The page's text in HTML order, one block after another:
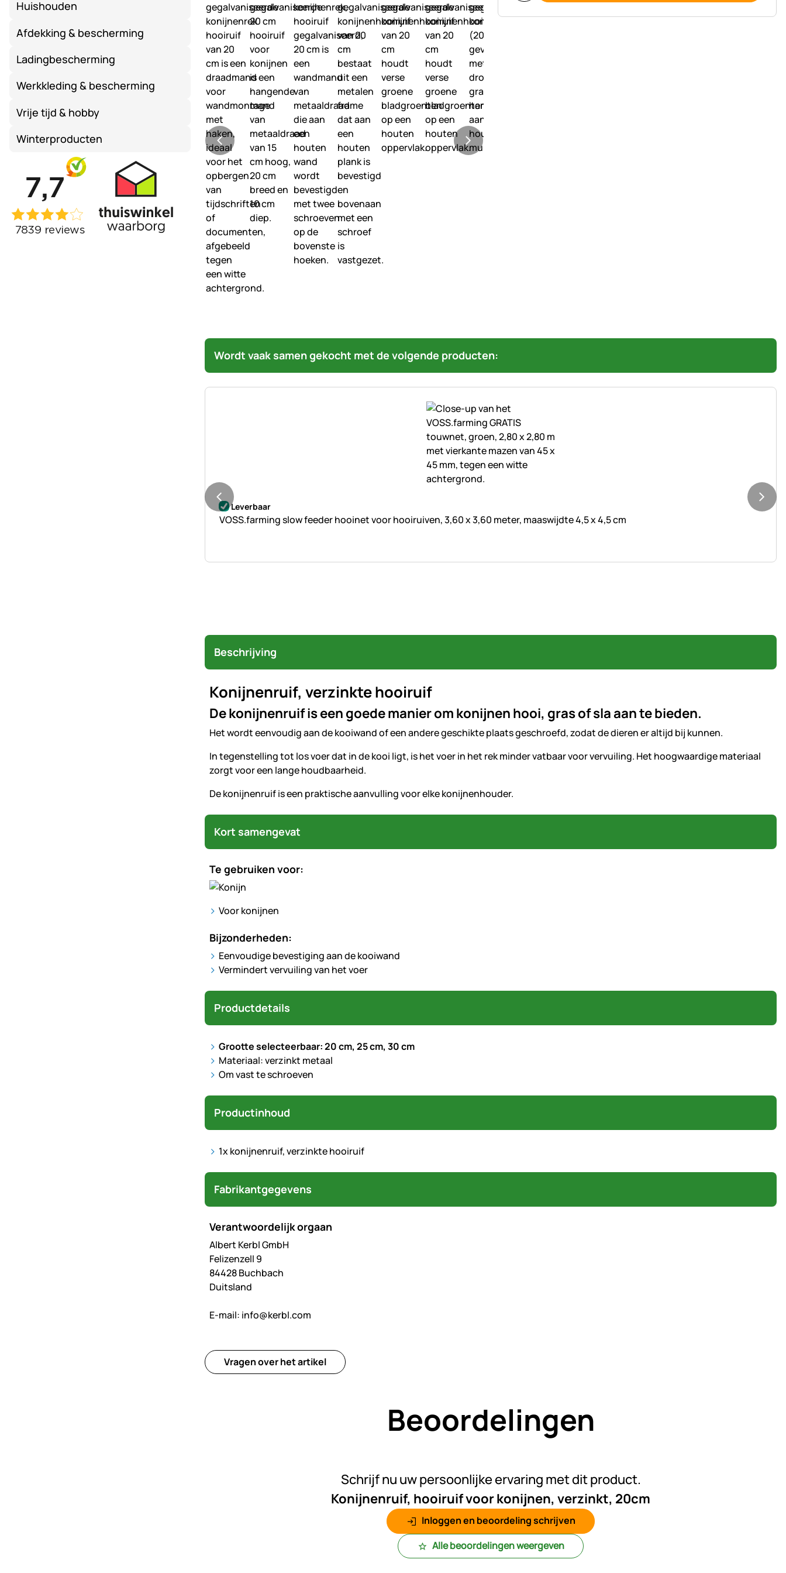
Huishouden
Afdekking & bescherming
Ladingbescherming
Werkkleding & bescherming
Vrije tijd & hobby
Winterproducten
Wordt vaak samen gekocht met de volgende producten:
Nog geen beoordelingen geplaatst
Leverbaar
VOSS.farming slow feeder hooinet voor hooiruiven, 3,60 x 3,60 meter, maaswijdte 4,5 x 4,5 cm
Beschrijving
Konijnenruif, verzinkte hooiruif
De konijnenruif is een goede manier om konijnen hooi, gras of sla aan te bieden.
Het wordt eenvoudig aan de kooiwand of een andere geschikte plaats geschroefd, zodat de dieren er altijd bij kunnen.
In tegenstelling tot los voer dat in de kooi ligt, is het voer in het rek minder vatbaar voor vervuiling. Het hoogwaardige materiaal
zorgt voor een lange houdbaarheid.
De konijnenruif is een praktische aanvulling voor elke konijnenhouder.
Kort samengevat
Te gebruiken voor:
Voor konijnen
Bijzonderheden:
Eenvoudige bevestiging aan de kooiwand
Vermindert vervuiling van het voer
Productdetails
Grootte selecteerbaar: 20 cm, 25 cm, 30 cm
Materiaal: verzinkt metaal
Om vast te schroeven
Productinhoud
1x konijnenruif, verzinkte hooiruif
Fabrikantgegevens
Verantwoordelijk orgaan
Albert Kerbl GmbH
Felizenzell 9
84428 Buchbach
Duitsland
E-mail: info@kerbl.com
Vragen over het artikel
Beoordelingen
Schrijf nu uw persoonlijke ervaring met dit product.
Konijnenruif, hooiruif voor konijnen, verzinkt, 20cm
Inloggen en beoordeling schrijven
Alle beoordelingen weergeven